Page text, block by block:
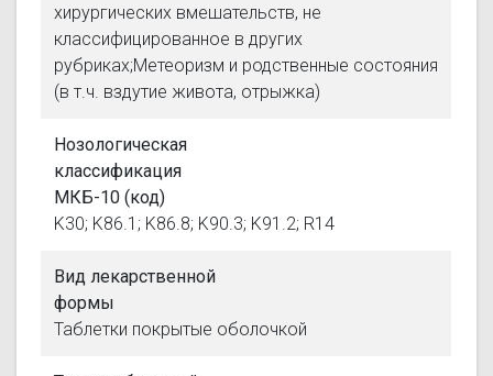
хирургических вмешательств, не
классифицированное в других
рубриках;Метеоризм и родственные состояния
(в т.ч. вздутие живота, отрыжка)
Нозологическая
классификация
МКБ-10 (код)
K30; K86.1; K86.8; K90.3; K91.2; R14
Вид лекарственной
формы
Таблетки покрытые оболочкой